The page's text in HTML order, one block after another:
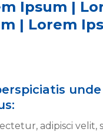
Ipsum |
| Lorem
adipisci velit,